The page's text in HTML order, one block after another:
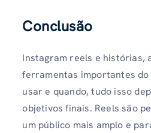
Conclusão
Instagram reels e histórias,
ferramentas importantes do
usar e quando, tudo isso
objetivos finais. Reels são
um público mais amplo e